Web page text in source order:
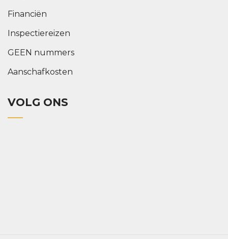
Financiën
Inspectiereizen
GEEN nummers
Aanschafkosten
VOLG ONS